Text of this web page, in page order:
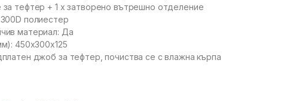
за тефтер + 1 x затворено вътрешно отделение
полиестер
материал: Да
450x300x125
джоб за тефтер, почиства се с влажна кърпа